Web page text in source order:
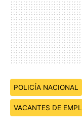
Temas:
POLICÍA NACIONAL
VACANTES DE